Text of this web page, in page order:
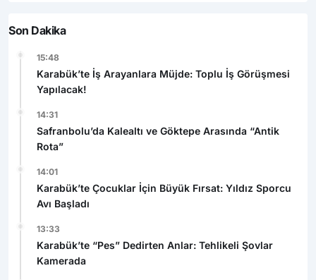
Son Dakika
15:48
Karabük’te İş Arayanlara Müjde: Toplu İş Görüşmesi
Yapılacak!
14:31
Safranbolu’da Kalealtı ve Göktepe Arasında “Antik
Rota”
14:01
Karabük’te Çocuklar İçin Büyük Fırsat: Yıldız Sporcu
Avı Başladı
13:33
Karabük’te “Pes” Dedirten Anlar: Tehlikeli Şovlar
Kamerada